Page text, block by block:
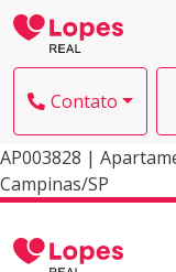
Contato
AP003828 |
Campinas/SP